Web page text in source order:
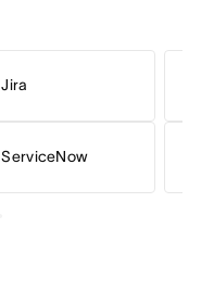
Jira
ServiceNow